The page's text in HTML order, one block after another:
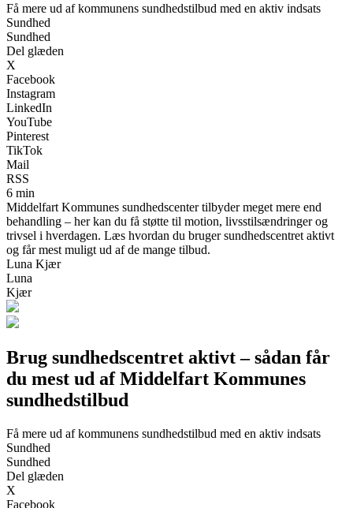
Få mere ud af kommunens sundhedstilbud med en aktiv indsats
Sundhed
Sundhed
Del glæden
X
Facebook
Instagram
LinkedIn
YouTube
Pinterest
TikTok
Mail
RSS
6 min
Middelfart Kommunes sundhedscenter tilbyder meget mere end
behandling – her kan du få støtte til motion, livsstilsændringer og
trivsel i hverdagen. Læs hvordan du bruger sundhedscentret aktivt
og får mest muligt ud af de mange tilbud.
Luna Kjær
Luna
Kjær
Brug sundhedscentret aktivt – sådan får
du mest ud af Middelfart Kommunes
sundhedstilbud
Få mere ud af kommunens sundhedstilbud med en aktiv indsats
Sundhed
Sundhed
Del glæden
X
Facebook